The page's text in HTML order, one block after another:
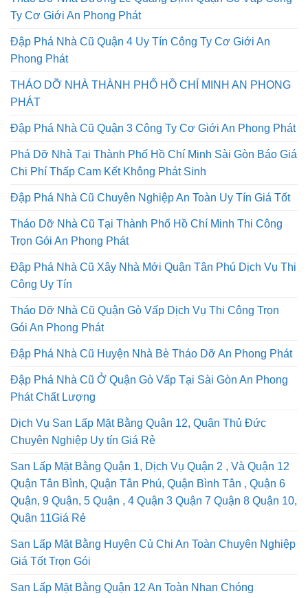
Ty Cơ Giới An Phong Phát
Đập Phá Nhà Cũ Quận 4 Uy Tín Công Ty Cơ Giới An
Phong Phát
THÁO DỠ NHÀ THÀNH PHỐ HỒ CHÍ MINH AN PHONG
PHÁT
Đập Phá Nhà Cũ Quận 3 Công Ty Cơ Giới An Phong Phát
Phá Dỡ Nhà Tại Thành Phố Hồ Chí Minh Sài Gòn Báo Giá
Chi Phí Thấp Cam Kết Không Phát Sinh
Đập Phá Nhà Cũ Chuyên Nghiệp An Toàn Uy Tín Giá Tốt
Tháo Dỡ Nhà Cũ Tại Thành Phố Hồ Chí Minh Thi Công
Trọn Gói An Phong Phát
Đập Phá Nhà Cũ Xây Nhà Mới Quận Tân Phú Dịch Vụ Thi
Công Uy Tín
Tháo Dỡ Nhà Cũ Quận Gò Vấp Dịch Vụ Thi Công Trọn
Gói An Phong Phát
Đập Phá Nhà Cũ Huyện Nhà Bè Tháo Dỡ An Phong Phát
Đập Phá Nhà Cũ Ở Quận Gò Vấp Tại Sài Gòn An Phong
Phát Chất Lượng
Dịch Vụ San Lấp Mặt Bằng Quận 12, Quận Thủ Đức
Chuyên Nghiệp Uy tín Giá Rẻ
San Lấp Mặt Bằng Quận 1, Dịch Vụ Quận 2 , Và Quận 12
Quận Tân Bình, Quận Tân Phú, Quận Bình Tân , Quận 6
Quận, 9 Quận, 5 Quận , 4 Quận 3 Quận 7 Quận 8 Quận 10,
Quận 11Giá Rẻ
San Lấp Mặt Bằng Huyện Củ Chi An Toàn Chuyên Nghiệp
Giá Tốt Trọn Gói
San Lấp Mặt Bằng Quận 12 An Toàn Nhan Chóng